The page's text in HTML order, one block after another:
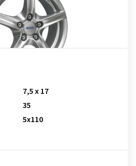
7,5 x 17
35
5x110